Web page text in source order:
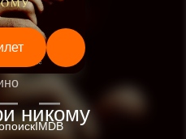
никому
—
IMDB